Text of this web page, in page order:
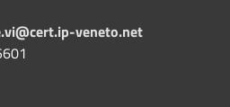
veneto.net